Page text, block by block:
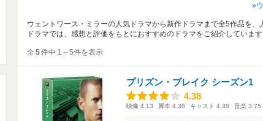
ウェントワース・ミラーの人気ドラマから新作ドラマまで全5作品を
ドラマでは、感想と評価をもとにおすすめのドラマをご紹介しています
全 5件中 1～5件を表示
プリズン・ブレイク シーズン1
4.38
4.38
映像 4.13 脚本 4.38 キャスト 4.38 音楽 3.75